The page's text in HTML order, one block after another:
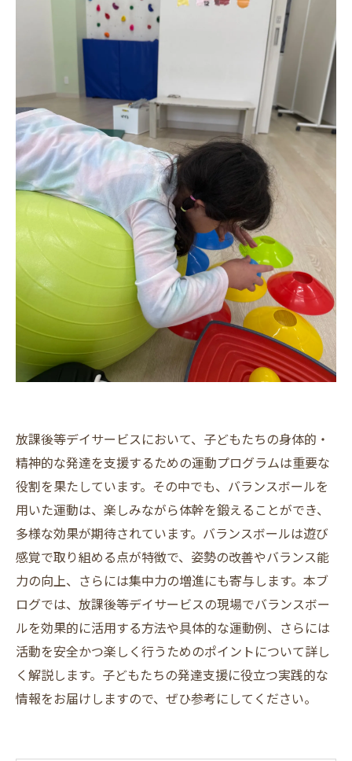
放課後等デイサービスにおいて、子どもたちの身体的・
精神的な発達を支援するための運動プログラムは重要な
役割を果たしています。その中でも、バランスボールを
用いた運動は、楽しみながら体幹を鍛えることができ、
多様な効果が期待されています。バランスボールは遊び
感覚で取り組める点が特徴で、姿勢の改善やバランス能
力の向上、さらには集中力の増進にも寄与します。本ブ
ログでは、放課後等デイサービスの現場でバランスボー
ルを効果的に活用する方法や具体的な運動例、さらには
活動を安全かつ楽しく行うためのポイントについて詳し
く解説します。子どもたちの発達支援に役立つ実践的な
情報をお届けしますので、ぜひ参考にしてください。